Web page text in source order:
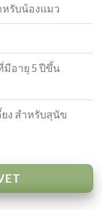
รับน้องแมว
มีอายุ 5 ปีขึ้น
ง สำหรับสุนัข